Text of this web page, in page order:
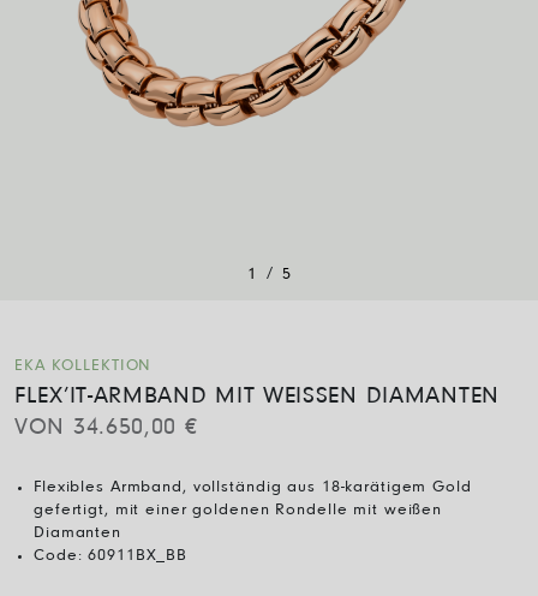
1 / 5
EKA KOLLEKTION
FLEX’IT-ARMBAND MIT WEISSEN DIAMANTEN
VON 34.650,00 €
Flexibles Armband, vollständig aus 18-karätigem Gold
gefertigt, mit einer goldenen Rondelle mit weißen
Diamanten
Code:60911BX_BB